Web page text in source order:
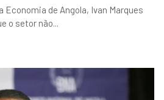
Economia de Angola, Ivan Marques
o setor não...